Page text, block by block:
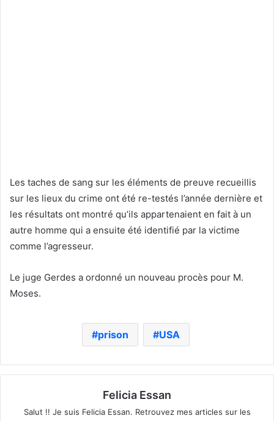
Les taches de sang sur les éléments de preuve recueillis
sur les lieux du crime ont été re-testés l’année dernière et
les résultats ont montré qu’ils appartenaient en fait à un
autre homme qui a ensuite été identifié par la victime
comme l’agresseur.
Le juge Gerdes a ordonné un nouveau procès pour M.
Moses.
prison USA
Felicia Essan
Salut !! Je suis Felicia Essan. Retrouvez mes articles sur les